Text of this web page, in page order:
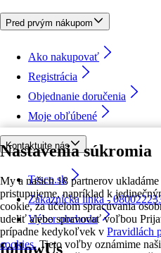
Nastavenia súkromia
My a našich 18 partnerov
pristupujeme, napríklad k
cookie, za účelom spracúvania
udeliť alebo spravovať voľbou
prípadne kedykoľvek v Pravidlách
cookies. Tieto voľby oznámime
Pred prvým nákupom
Ako nakupovať
Registrácia
Objednanie doručenia
Moje obľúbené
Kontaktujte nás
Tesco.sk
Zákaznícka linka -
Výber obchodu
followUs